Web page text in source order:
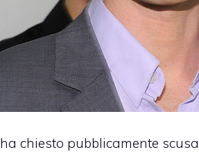
ha chiesto pubblicamente